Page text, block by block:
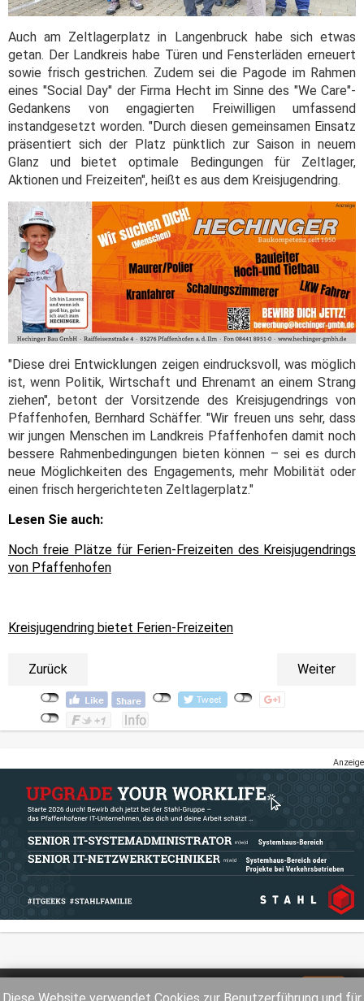
Auch am Zeltlagerplatz in Langenbruck habe sich etwas
getan. Der Landkreis habe Türen und Fensterläden erneuert
sowie frisch gestrichen. Zudem sei die Pagode im Rahmen
eines "Social Day" der Firma Hecht im Sinne des "We Care"-
Gedankens von engagierten Freiwilligen umfassend
instandgesetzt worden. "Durch diesen gemeinsamen Einsatz
präsentiert sich der Platz pünktlich zur Saison in neuem
Glanz und bietet optimale Bedingungen für Zeltlager,
Aktionen und Freizeiten", heißt es aus dem Kreisjugendring.
"Diese drei Entwicklungen zeigen eindrucksvoll, was möglich
ist, wenn Politik, Wirtschaft und Ehrenamt an einem Strang
ziehen", betont der Vorsitzende des Kreisjugendrings von
Pfaffenhofen, Bernhard Schäffer. "Wir freuen uns sehr, dass
wir jungen Menschen im Landkreis Pfaffenhofen damit noch
bessere Rahmenbedingungen bieten können – sei es durch
neue Möglichkeiten des Engagements, mehr Mobilität oder
einen frisch hergerichteten Zeltlagerplatz."
Lesen Sie auch:
Noch freie Plätze für Ferien-Freizeiten des Kreisjugendrings
von Pfaffenhofen
Kreisjugendring bietet Ferien-Freizeiten
Zurück Weiter
Anzeige